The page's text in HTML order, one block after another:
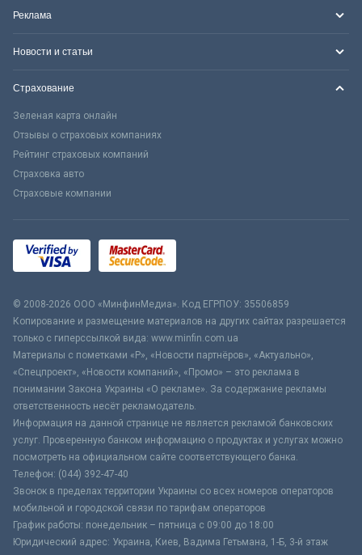
Реклама
Новости и статьи
Страхование
Зеленая карта онлайн
Отзывы о страховых компаниях
Рейтинг страховых компаний
Страховка авто
Страховые компании
© 2008-2026 ООО «МинфинМедиа». Код ЕГРПОУ: 35506859
Копирование и размещение материалов на других сайтах разрешается
только с гиперссылкой вида: www.minfin.com.ua
Материалы с пометками «Р», «Новости партнёров», «Актуально»,
«Спецпроект», «Новости компаний», «Промо» – это реклама в
понимании Закона Украины «О рекламе». За содержание рекламы
ответственность несёт рекламодатель.
Информация на данной странице не является рекламой банковских
услуг. Проверенную банком информацию о продуктах и услугах можно
посмотреть на официальном сайте соответствующего банка.
Телефон: (044) 392-47-40
Звонок в пределах территории Украины со всех номеров операторов
мобильной и городской связи по тарифам операторов
График работы: понедельник – пятница с 09:00 до 18:00
Юридический адрес: Украина, Киев, Вадима Гетьмана, 1-Б, 3-й этаж